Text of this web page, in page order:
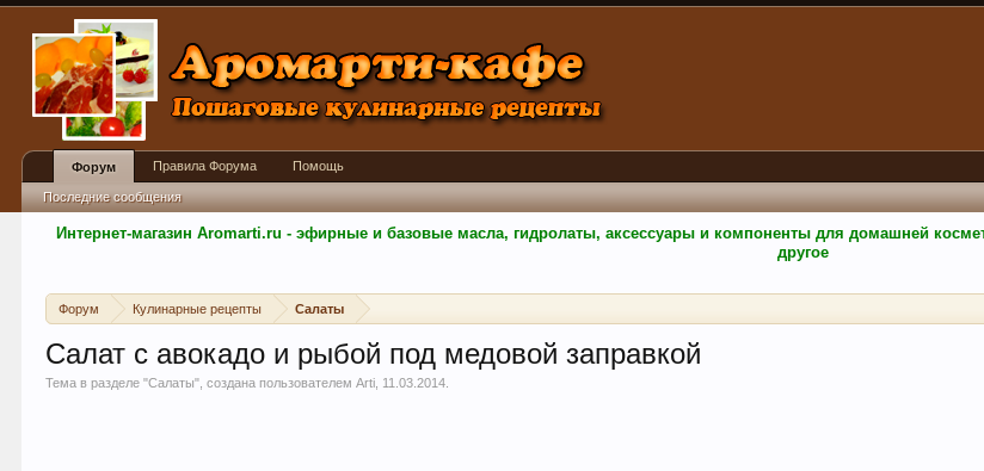
Интернет-магазин Aromarti.ru - эфирные и базовые масла, гидролаты, аксессуары и компоненты для домашней
другое
Форум Кулинарные рецепты Салаты
Салат с авокадо и рыбой под медовой заправкой
Тема в разделе "Салаты", создана пользователемArti 11.03.2014
Форум
Последние сообщения
Правила Форума Помощь